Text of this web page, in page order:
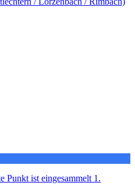
Punkt ist eingesammelt 1.